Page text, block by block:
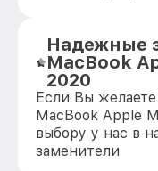
Надежные
MacBook
2020
Если Вы
MacBook Apple
выбору у нас в
заменители